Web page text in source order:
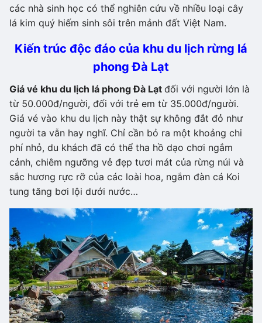
các nhà sinh học có thể nghiên cứu về nhiều loại cây
lá kim quý hiếm sinh sôi trên mảnh đất Việt Nam.
Kiến trúc độc đáo của khu du lịch rừng lá
phong Đà Lạt
Giá vé khu du lịch lá phong Đà Lạt đối với người lớn là
từ 50.000đ/người, đối với trẻ em từ 35.000đ/người.
Giá vé vào khu du lịch này thật sự không đắt đỏ như
người ta vẫn hay nghĩ. Chỉ cần bỏ ra một khoảng chi
phí nhỏ, du khách đã có thể tha hồ dạo chơi ngắm
cảnh, chiêm ngưỡng vẻ đẹp tươi mát của rừng núi và
sắc hương rực rỡ của các loài hoa, ngắm đàn cá Koi
tung tăng bơi lội dưới nước…